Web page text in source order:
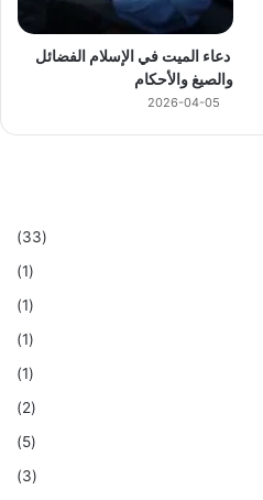
دعاء الميت في الإسلام الفضائل
والصيغ والأحكام
2026-04-05
(33)
(1)
(1)
(1)
(1)
(2)
(5)
(3)